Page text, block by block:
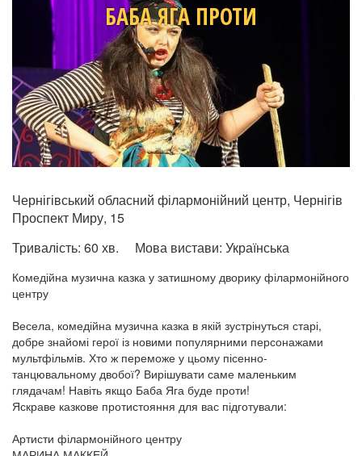
БАБА ЯГА ПРОТИ
Чернігівський обласний філармонійний центр, Чернігів
Проспект Миру, 15
Тривалість: 60 хв. Мова вистави: Українська
Комедійна музична казка у затишному дворику філармонійного
центру
Весела, комедійна музична казка в якій зустрінуться старі,
добре знайомі герої із новими популярними персонажами
мультфільмів. Хто ж переможе у цьому пісенно-
танцювальному двобої? Вирішувати саме маленьким
глядачам! Навіть якщо Баба Яга буде проти!
Яскраве казкове протистояння для вас підготували:
Артисти філармонійного центру